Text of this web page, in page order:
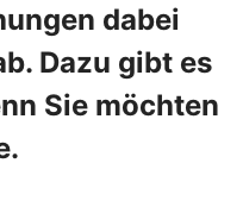
dabei
Dazu gibt es
Sie möchten